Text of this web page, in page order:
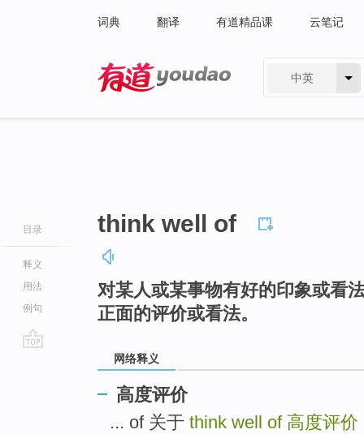
词典 翻译 有道精品课 云笔记
中英
目录
释义
用法
例句
think well of
对某人或某事物有好的印象或看
正面的评价或看法。
网络释义
高度评价
... of 关于 think well of 高度评价